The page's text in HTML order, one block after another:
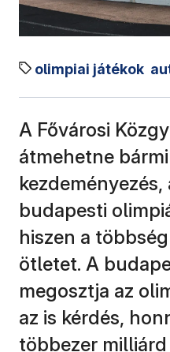
olimpiai játékok
A Fővárosi
átmehetne
budapesti
hiszen a
ötletet. A
megosztja az
az is kérdés,
többezer